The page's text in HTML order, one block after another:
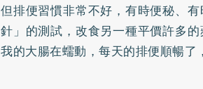
但排便習慣非常不好，有時便秘、
針」的測試，改食另一種平價許多
我的大腸在蠕動，每天的排便順暢了